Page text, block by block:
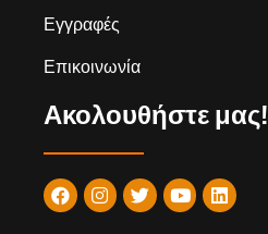
Εγγραφές
Επικοινωνία
Ακολουθήστε μας!